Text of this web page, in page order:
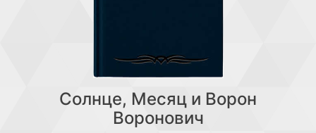
Солнце, Месяц и Ворон
Воронович